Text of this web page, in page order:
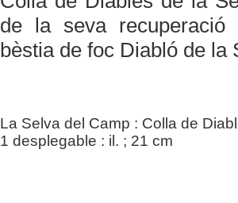
de la seva
bèstia de foc Diabló de la
La Selva del Camp : Colla de
1 desplegable : il. ; 21 cm